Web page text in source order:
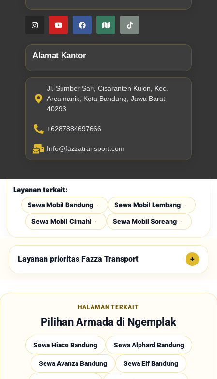
Alamat Kantor
Jl. Sumber Sari, Cisaranten Kulon, Kec.
Arcamanik, Kota Bandung, Jawa Barat
40293
+6287884697666
Info@fazzatransport.com
Layanan terkait:
Sewa Mobil Bandung Sewa Mobil Lembang
Sewa Mobil Cimahi Sewa Mobil Soreang
Layanan prioritas Fazza Transport
HALAMAN TERKAIT
Pilihan Armada di Ngemplak
Sewa Hiace Bandung Sewa Alphard Bandung
Sewa Avanza Bandung Sewa Elf Bandung